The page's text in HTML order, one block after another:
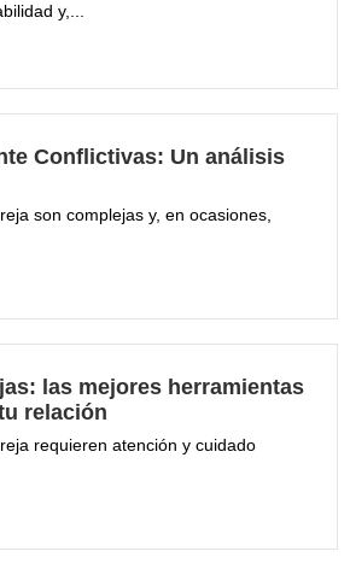
y,...
Conflictivas: Un análisis
son complejas y, en ocasiones,
las mejores herramientas
relación
requieren atención y cuidado